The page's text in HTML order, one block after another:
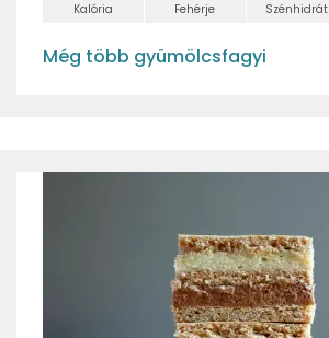
Kalória Fehérje Szénhidrát
Még több gyümölcsfagyi